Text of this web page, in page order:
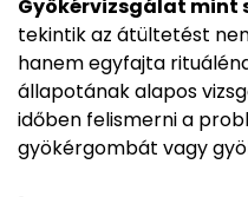
Gyökérvizsgálat mint
tekintik az átültetést
hanem egyfajta
állapotának alapos
időben felismerni a
gyökérgombát vagy